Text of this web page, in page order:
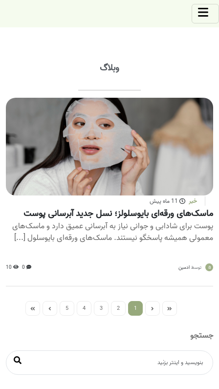
وبلاگ
خبر 11 ماه پیش
ماسک‌های ورقه‌ای بایوسلولز؛ نسل جدید آبرسانی پوست
پوست برای شادابی و جوانی نیاز به آبرسانی عمیق دارد و ماسک‌های
معمولی همیشه پاسخگو نیستند. ماسک‌های ورقه‌ای بایوسلول [...]
a توسط ادمین 0
10
1
2
3
4
5
جستجو